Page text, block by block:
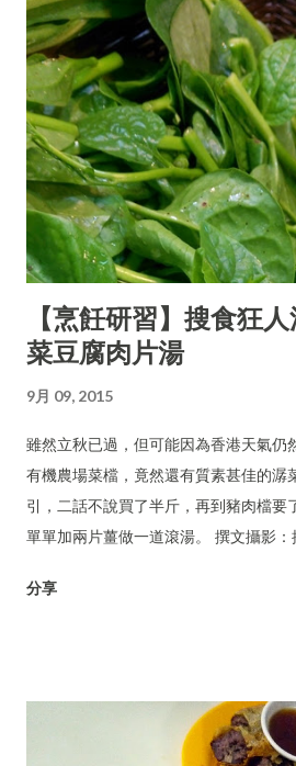
【烹飪研習】搜食狂
菜豆腐肉片湯
9月 09, 2015
雖然立秋已過，但可能因為香港天氣仍
有機農場菜檔，竟然還有質素甚佳的潺
引，二話不說買了半斤，再到豬肉檔要
單單加兩片薑做一道滾湯。 撰文攝影
分享